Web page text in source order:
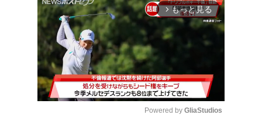
arrow_forward_ios もっと見る
Powered by GliaStudios